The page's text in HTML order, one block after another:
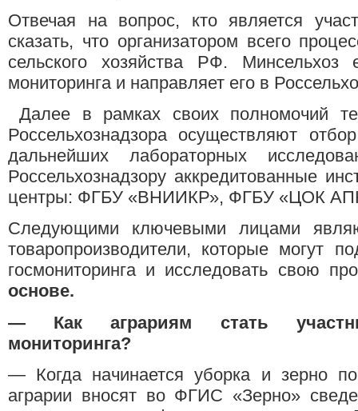
Отвечая на вопрос, кто является
сказать, что организатором всего
сельского хозяйства РФ. Минсельхоз
мониторинга и направляет его в
Далее в рамках своих полномочий
Россельхознадзора осуществляют
дальнейших лабораторных
Россельхознадзору аккредитованные
центры: ФГБУ «ВНИИКР», ФГБУ «ЦОК
Следующими ключевыми лицами
товаропроизводители, которые могут
госмониторинга и исследовать свою
основе.
—
Как аграриям стать
мониторинга?
— Когда начинается уборка и зерно
аграрии вносят во ФГИС «Зерно»